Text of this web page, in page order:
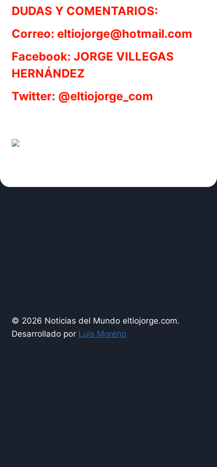
DUDAS Y COMENTARIOS:
Correo: eltiojorge@hotmail.com
Facebook: JORGE VILLEGAS
HERNÁNDEZ
Twitter: @eltiojorge_com
© 2026 Noticias del Mundo eltiojorge.com.
Desarrollado por Luis Moreno